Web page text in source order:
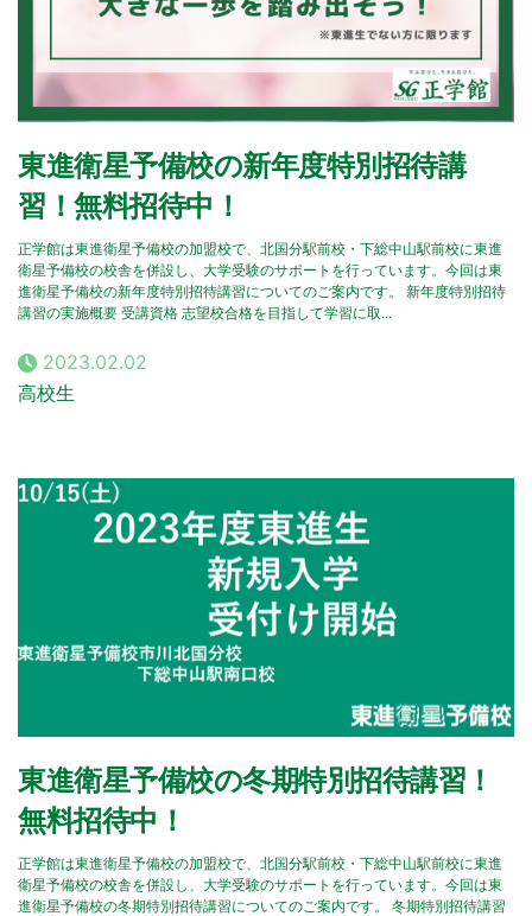
東進衛星予備校の新年度特別招待講
習！無料招待中！
正学館は東進衛星予備校の加盟校で、北国分駅前校・下総中山駅前校に東進
衛星予備校の校舎を併設し、大学受験のサポートを行っています。今回は東
進衛星予備校の新年度特別招待講習についてのご案内です。 新年度特別招待
講習の実施概要 受講資格 志望校合格を目指して学習に取...
2023.02.02
高校生
東進衛星予備校の冬期特別招待講習！
無料招待中！
正学館は東進衛星予備校の加盟校で、北国分駅前校・下総中山駅前校に東進
衛星予備校の校舎を併設し、大学受験のサポートを行っています。今回は東
進衛星予備校の冬期特別招待講習についてのご案内です。 冬期特別招待講習